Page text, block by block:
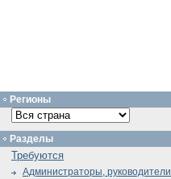
Регионы
Разделы
Требуются
Администраторы, руководители